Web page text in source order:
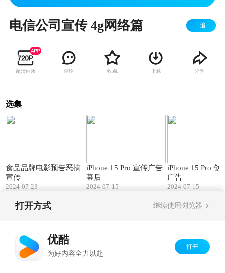
电信公司宣传 4g网络篇 +追
超清画质 评论 收藏 下载 分享
选集
食品品牌电影预告恶搞
宣传
2024-07-23
iPhone 15 Pro 宣传广告
幕后
2024-07-15
iPhone 15 Pro 创意宣传
广告
2024-07-15
打开方式 继续使用浏览器
优酷
为好内容全力以赴
打开